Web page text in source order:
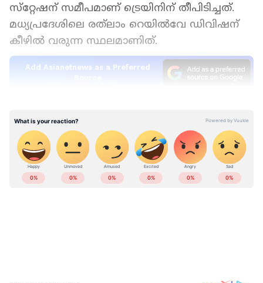
സ്‌റ്റേഷന് സമീപമാണ് ട്രെയിനിന് തീപിടിച്ചത്.
മധ്യപ്രദേശിലെ രത്‌ലാം റെയിൽവേ ഡിവിഷന്
കീഴിൽ വരുന്ന സ്ഥലമാണിത്.
Add Asianetnews as a Preferred
രാജധാനി എക്സ്പ്രസിലെ എഞ്ചിൻ
കമ്പാർട്ട്‌മെന്റിലും ബി വൺ കോച്ചിലുമാണ്
തീപിടിത്തമുണ്ടായത്. 68 യാത്രക്കാരാണ് ബി
വൺ കോച്ചിൽ ഉണ്ടായിരുന്നത്. കനത്ത പുക
ഉയർന്നത് യാത്രക്കാർക്കിടയിൽ പരിഭ്രാന്തി